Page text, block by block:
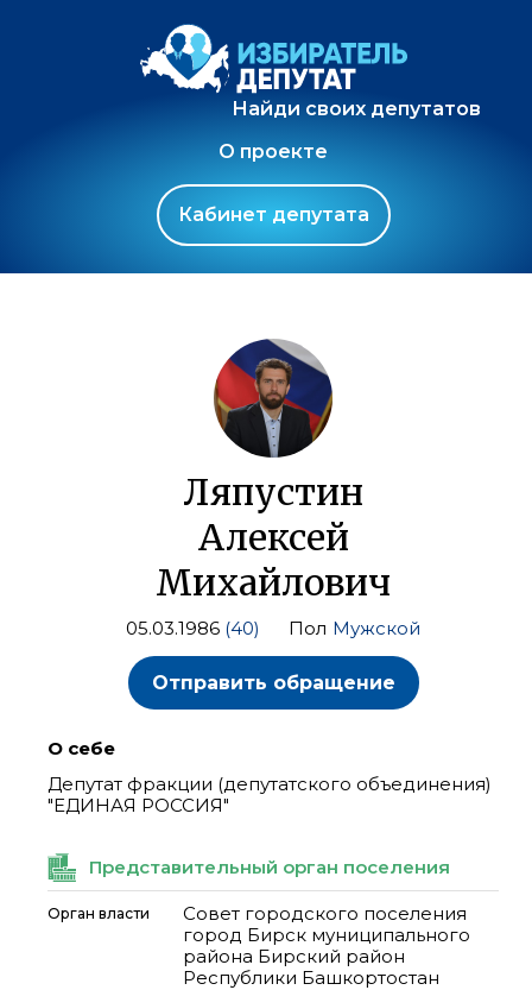
Найди своих депутатов
О проекте
Кабинет депутата
Ляпустин
Алексей
Михайлович
05.03.1986 (40) Пол Мужской
Отправить обращение
О себе
Депутат фракции (депутатского объединения)
"ЕДИНАЯ РОССИЯ"
Представительный орган поселения
Орган власти
Совет городского поселения
город Бирск муниципального
района Бирский район
Республики Башкортостан